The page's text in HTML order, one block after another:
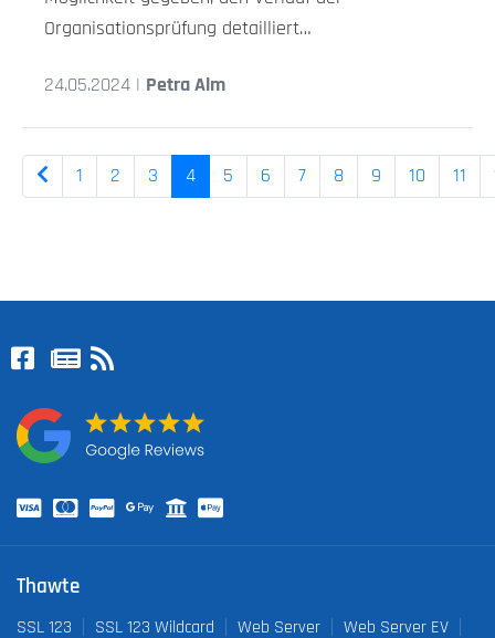
Organisationsprüfung detailliert…
24.05.2024 | Petra Alm
1 2 3 4 5 6 7 8 9 10 11
Thawte
SSL 123 SSL 123 Wildcard Web Server
Web Server EV